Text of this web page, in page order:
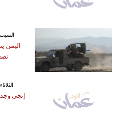
GMT 10:28 2026 السبت ,08 آب / أغسطس
اليمن
GMT 00:54 2019 الثلاثاء ,17 أيلول / سبتمبر
إنجي